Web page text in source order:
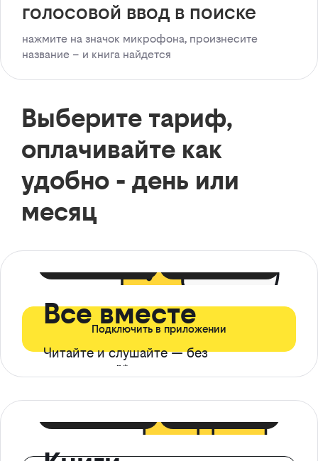
голосовой ввод в поиске
нажмите на значок микрофона, произнесите
название – и книга найдется
Выберите тариф,
оплачивайте как
удобно - день или
месяц
Все вместе
Читайте и слушайте — без
ограничений*
Подключить в приложении